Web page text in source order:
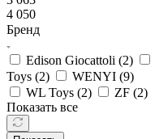
4 050
Бренд
Edison Giocattoli (2)
Toys (2) WENYI (9)
WL Toys (2) ZF (2)
Показать все